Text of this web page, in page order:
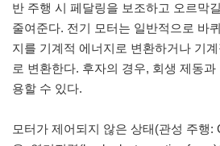
반 주행 시 페달링을 보조하고 오르막
줄여준다. 전기 모터는 일반적으로 바
지를 기계적 에너지로 변환하거나 기
로 변환한다. 후자의 경우, 회생 제동
용할 수 있다.
모터가 제어되지 않은 상태(관성 주행: